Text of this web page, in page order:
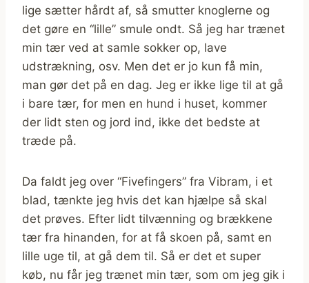
lige sætter hårdt af, så smutter knoglerne og
det gøre en “lille” smule ondt. Så jeg har trænet
min tær ved at samle sokker op, lave
udstrækning, osv. Men det er jo kun få min,
man gør det på en dag. Jeg er ikke lige til at gå
i bare tær, for men en hund i huset, kommer
der lidt sten og jord ind, ikke det bedste at
træde på.
Da faldt jeg over “Fivefingers” fra Vibram, i et
blad, tænkte jeg hvis det kan hjælpe så skal
det prøves. Efter lidt tilvænning og brækkene
tær fra hinanden, for at få skoen på, samt en
lille uge til, at gå dem til. Så er det et super
køb, nu får jeg trænet min tær, som om jeg gik i